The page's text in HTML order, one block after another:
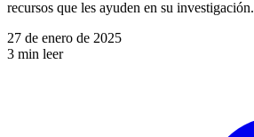
recursos que les ayuden en su investigación.
27 de enero de 2025
3 min leer